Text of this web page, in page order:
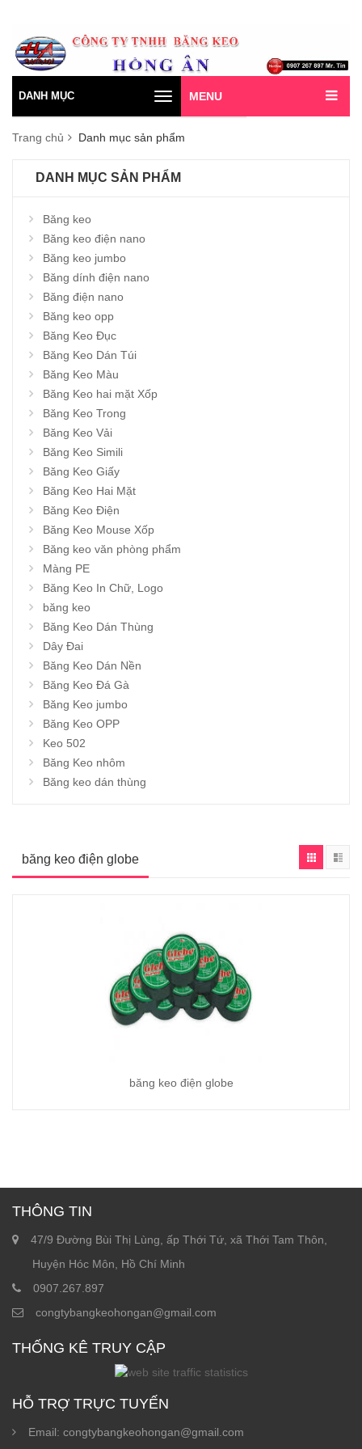
Toggle
navigation
DANH MỤC MENU
Trang chủ Danh mục sản phẩm
DANH MỤC SẢN PHẨM
Băng keo
Băng keo điện nano
Băng keo jumbo
Băng dính điện nano
Băng điện nano
Băng keo opp
Băng Keo Đục
Băng Keo Dán Túi
Băng Keo Màu
Băng Keo hai mặt Xốp
Băng Keo Trong
Băng Keo Vải
Băng Keo Simili
Băng Keo Giấy
Băng Keo Hai Mặt
Băng Keo Điện
Băng Keo Mouse Xốp
Băng keo văn phòng phẩm
Màng PE
Băng Keo In Chữ, Logo
băng keo
Băng Keo Dán Thùng
Dây Đai
Băng Keo Dán Nền
Băng Keo Đá Gà
Băng Keo jumbo
Băng Keo OPP
Keo 502
Băng Keo nhôm
Băng keo dán thùng
băng keo điện globe
Xem chi tiết
băng keo điện globe
THÔNG TIN
47/9 Đường Bùi Thị Lùng, ấp Thới Tứ, xã Thới Tam Thôn,
Huyện Hóc Môn, Hồ Chí Minh
0907.267.897
congtybangkeohongan@gmail.com
THỐNG KÊ TRUY CẬP
HỖ TRỢ TRỰC TUYẾN
Email: congtybangkeohongan@gmail.com